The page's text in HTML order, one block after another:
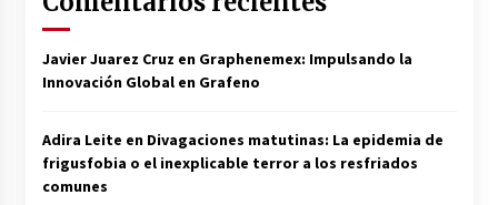
Javier Juarez Cruz en Graphenemex: Impulsando la
Innovación Global en Grafeno
Adira Leite en Divagaciones matutinas: La epidemia de
frigusfobia o el inexplicable terror a los resfriados
comunes